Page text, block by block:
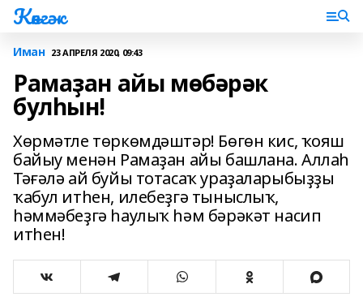
Көнгәк
Иман 23 АПРЕЛЯ 2020, 09:43
Рамаҙан айы мөбәрәк
булһын!
Хөрмәтле төркөмдәштәр! Бөгөн кис, ҡояш
байыу менән Рамаҙан айы башлана. Аллаһ
Тәғәлә ай буйы тотасаҡ ураҙаларыбыҙҙы
ҡабул итһен, илебеҙгә тыныслыҡ,
һәммәбеҙгә һаулыҡ һәм бәрәкәт насип
итһен!